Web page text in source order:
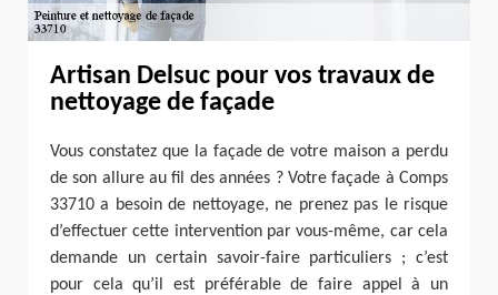
Artisan Delsuc pour vos travaux de
nettoyage de façade
Vous constatez que la façade de votre maison a perdu
de son allure au fil des années ? Votre façade à Comps
33710 a besoin de nettoyage, ne prenez pas le risque
d’effectuer cette intervention par vous-même, car cela
demande un certain savoir-faire particuliers ; c’est
pour cela qu’il est préférable de faire appel à un